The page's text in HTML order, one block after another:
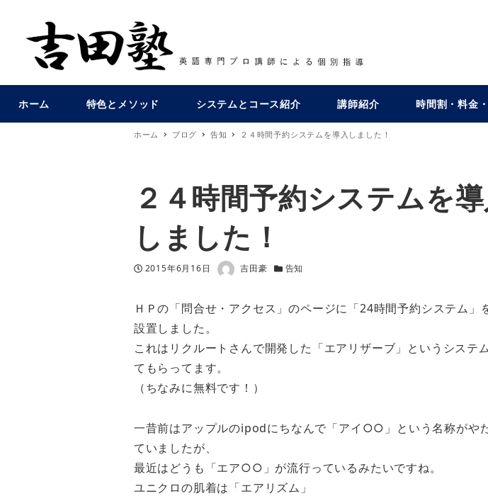
ホーム 特色とメソッド システムとコース紹介 講師紹介 時間割・料金
ホーム ブログ 告知 ２４時間予約システムを導入しました！
２４時間予約システムを
しました！
投稿日
2015年6月16日 著者 吉田豪 カテゴリー
告知
ＨＰの「問合せ・アクセス」のページに「24時間予約システム」
設置しました。
これはリクルートさんで開発した「エアリザーブ」というシステ
てもらってます。
（ちなみに無料です！）
一昔前はアップルのipodにちなんで「アイ○○」という名称がや
ていましたが、
最近はどうも「エア○○」が流行っているみたいですね。
ユニクロの肌着は「エアリズム」